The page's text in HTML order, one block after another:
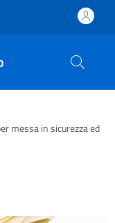
messa in sicurezza ed